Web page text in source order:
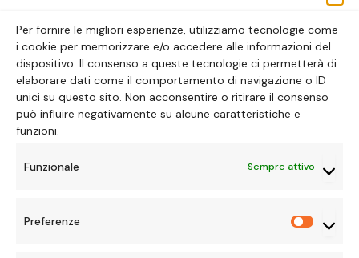
Per fornire le migliori esperienze, utilizziamo tecnologie come
i cookie per memorizzare e/o accedere alle informazioni del
dispositivo. Il consenso a queste tecnologie ci permetterà di
elaborare dati come il comportamento di navigazione o ID
unici su questo sito. Non acconsentire o ritirare il consenso
può influire negativamente su alcune caratteristiche e
funzioni.
Funzionale Sempre attivo
Preferenze
The Pitt: la serie tv da vedere ora
ALICE LAVORATTI 30 GENNAIO 2026